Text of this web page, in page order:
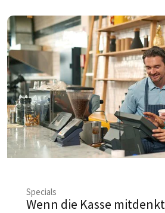
Specials
Wenn die Kasse mitdenkt